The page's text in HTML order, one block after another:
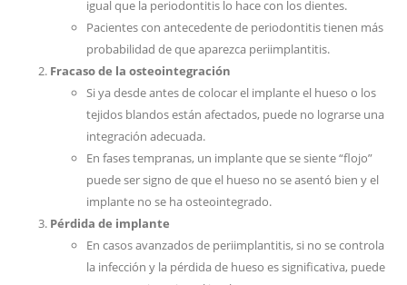
igual que la periodontitis lo hace con los dientes.
Pacientes con antecedente de periodontitis tienen más
probabilidad de que aparezca periimplantitis.
Fracaso de la osteointegración
Si ya desde antes de colocar el implante el hueso o los
tejidos blandos están afectados, puede no lograrse una
integración adecuada.
En fases tempranas, un implante que se siente “flojo”
puede ser signo de que el hueso no se asentó bien y el
implante no se ha osteointegrado.
Pérdida de implante
En casos avanzados de periimplantitis, si no se controla
la infección y la pérdida de hueso es significativa, puede